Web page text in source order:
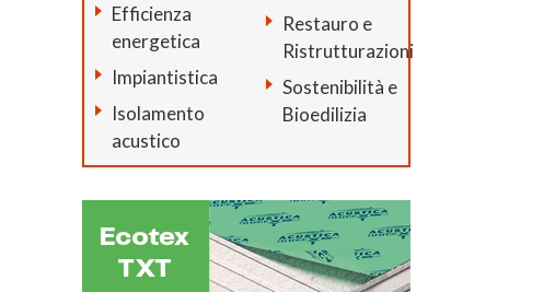
Efficienza
energetica
Impiantistica
Isolamento
acustico
Restauro e
Ristrutturazioni
Sostenibilità e
Bioedilizia